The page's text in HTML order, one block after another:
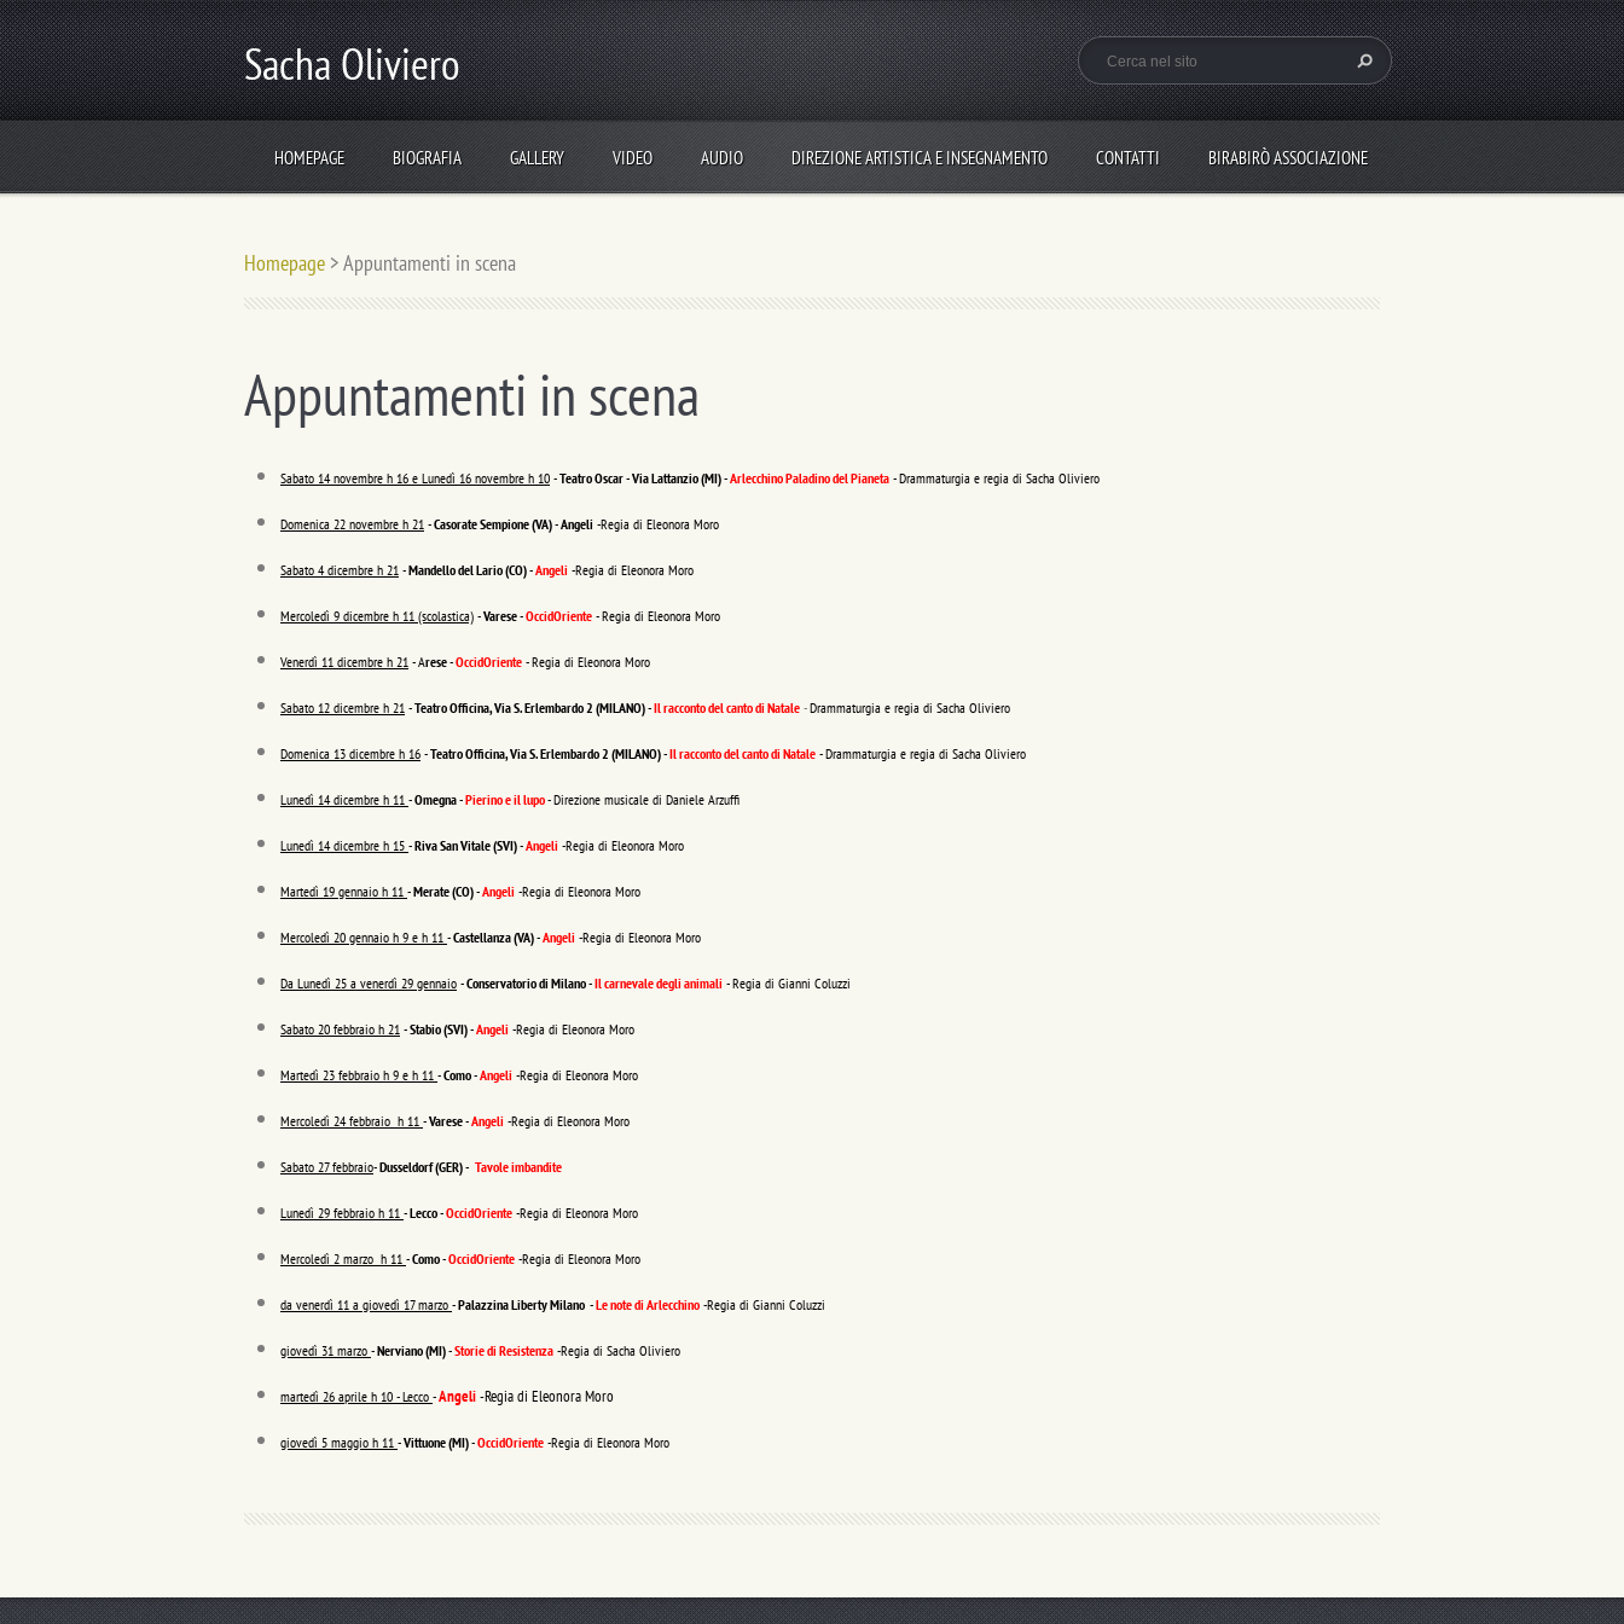
Sacha Oliviero
HOMEPAGE BIOGRAFIA GALLERY VIDEO AUDIO DIREZIONE ARTISTICA E INSEGNAMENTO CONTATTI BIRABIRÒ ASSOCIAZIONE
Homepage >Appuntamenti in scena
Appuntamenti in scena
Sabato 14 novembre h 16 e Lunedì 16 novembre h 10 -Teatro Oscar - Via Lattanzio (MI)-Arlecchino Paladino del Pianeta - Drammaturgia e regia di Sacha Oliviero
Domenica 22 novembre h 21 -Casorate Sempione (VA)-Angeli -Regia di Eleonora Moro
Sabato 4 dicembre h 21 -Mandello del Lario (CO)-Angeli -Regia di Eleonora Moro
Mercoledì 9 dicembre h 11 (scolastica) -Varese- OccidOriente - Regia di Eleonora Moro
Venerdì 11 dicembre h 21 - Arese-OccidOriente - Regia di Eleonora Moro
Sabato 12 dicembre h 21 -Teatro Officina, Via S. Erlembardo 2 (MILANO)-Il racconto del canto di Natale -Drammaturgia e regia di Sacha Oliviero
Domenica 13 dicembre h 16 -Teatro Officina, Via S. Erlembardo 2 (MILANO) -Il racconto del canto di Natale - Drammaturgia e regia di Sacha Oliviero
Lunedì 14 dicembre h 11 -Omegna-Pierino e il lupo- Direzione musicale di Daniele Arzuffi
Lunedì 14 dicembre h 15 -Riva San Vitale (SVI)-Angeli -Regia di Eleonora Moro
Martedì 19 gennaio h 11 -Merate (CO)-Angeli -Regia di Eleonora Moro
Mercoledì 20 gennaio h 9 e h 11 -Castellanza (VA)-Angeli -Regia di Eleonora Moro
Da Lunedì 25 a venerdì 29 gennaio -Conservatorio di Milano-Il carnevale degli animali - Regia di Gianni Coluzzi
Sabato 20 febbraio h 21 -Stabio (SVI)-Angeli -Regia di Eleonora Moro
Martedì 23 febbraio h 9 e h 11 -Como-Angeli -Regia di Eleonora Moro
Mercoledì 24 febbraio h 11 -Varese-Angeli -Regia di Eleonora Moro
Sabato 27 febbraio-Dusseldorf (GER) - Tavole imbandite
Lunedì 29 febbraio h 11 -Lecco-OccidOriente -Regia di Eleonora Moro
Mercoledì 2 marzo h 11 -Como-OccidOriente -Regia di Eleonora Moro
da venerdì 11 a giovedì 17 marzo -Palazzina Liberty Milano -Le note di Arlecchino -Regia di Gianni Coluzzi
giovedì 31 marzo -Nerviano (MI)-Storie di Resistenza -Regia di Sacha Oliviero
martedì 26 aprile h 10 - Lecco -Angeli-Regia di Eleonora Moro
giovedì 5 maggio h 11 -Vittuone (MI)-OccidOriente -Regia di Eleonora Moro